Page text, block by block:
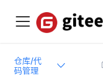
仓库/代
码管理